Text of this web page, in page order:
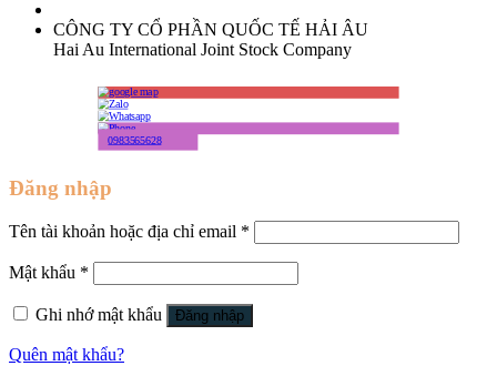
CÔNG TY CỔ PHẦN QUỐC TẾ HẢI ÂU
Hai Au International Joint Stock Company
0983565628
Đăng nhập
Tên tài khoản hoặc địa chỉ email *
Mật khẩu *
Ghi nhớ mật khẩu Đăng nhập
Quên mật khẩu?